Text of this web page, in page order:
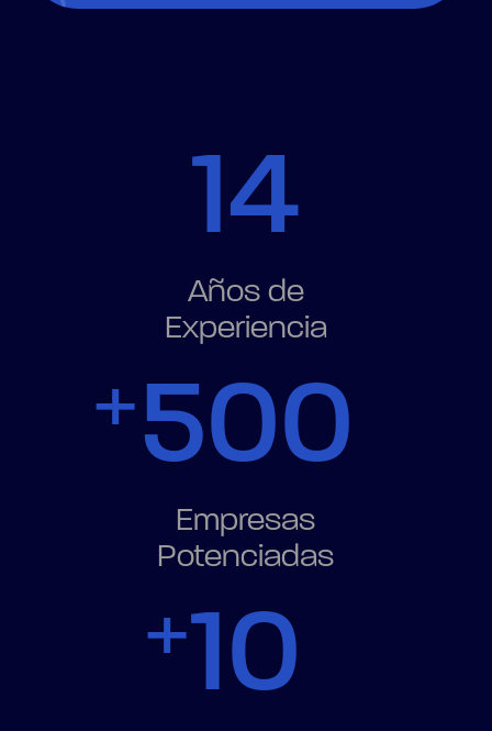
14
Años de
Experiencia
500
Empresas
Potenciadas
10